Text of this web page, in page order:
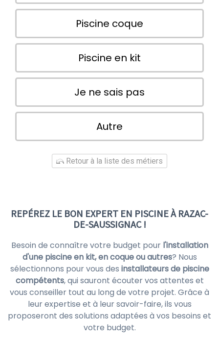
Piscine coque
Piscine en kit
Je ne sais pas
Autre
Retour à la liste des métiers
REPÉREZ LE BON EXPERT EN PISCINE À RAZAC-
DE-SAUSSIGNAC !
Besoin de connaître votre budget pour l'installation
d'une piscine en kit, en coque ou autres? Nous
sélectionnons pour vous des installateurs de piscine
compétents, qui sauront écouter vos attentes et
vous conseiller tout au long de votre projet. Grâce à
leur expertise et à leur savoir-faire, ils vous
proposeront des solutions adaptées à vos besoins et
votre budget.